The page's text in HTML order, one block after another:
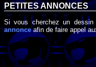
PETITES ANNONCES
Si vous cherchez un
annonceafin de faire appel